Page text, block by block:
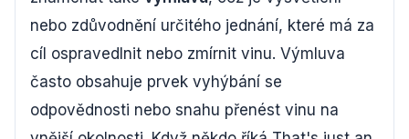
nebo zdůvodnění určitého jednání, které má za
cíl ospravedlnit nebo zmírnit vinu. Výmluva
často obsahuje prvek vyhýbání se
odpovědnosti nebo snahu přenést vinu na